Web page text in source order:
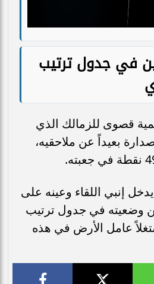
في جدول ترتيب
قصوى للزمالك الذي
بعيداً عن ملاحقيه،
إنبي اللقاء وعينه على
وضعيته في جدول ترتيب
عامل الأرض في هذه